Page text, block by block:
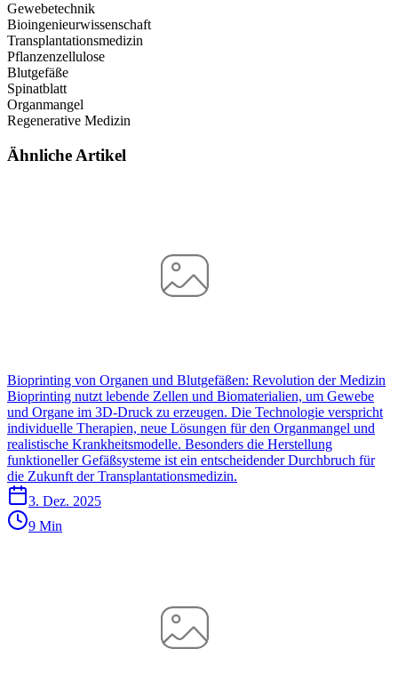
Gewebetechnik
Bioingenieurwissenschaft
Transplantationsmedizin
Pflanzenzellulose
Blutgefäße
Spinatblatt
Organmangel
Regenerative Medizin
Ähnliche Artikel
Bioprinting von Organen und Blutgefäßen: Revolution der Medizin
Bioprinting nutzt lebende Zellen und Biomaterialien, um Gewebe
und Organe im 3D-Druck zu erzeugen. Die Technologie verspricht
individuelle Therapien, neue Lösungen für den Organmangel und
realistische Krankheitsmodelle. Besonders die Herstellung
funktioneller Gefäßsysteme ist ein entscheidender Durchbruch für
die Zukunft der Transplantationsmedizin.
3. Dez. 2025
9 Min